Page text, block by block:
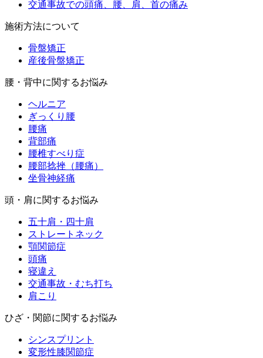
交通事故での頭痛、腰、肩、首の痛み
施術方法について
骨盤矯正
産後骨盤矯正
腰・背中に関するお悩み
ヘルニア
ぎっくり腰
腰痛
背部痛
腰椎すべり症
腰部捻挫（腰痛）
坐骨神経痛
頭・肩に関するお悩み
五十肩・四十肩
ストレートネック
顎関節症
頭痛
寝違え
交通事故・むち打ち
肩こり
ひざ・関節に関するお悩み
シンスプリント
変形性膝関節症